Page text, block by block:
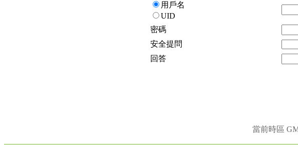
用戶名
UID
密碼
安全提問
回答
當前時區